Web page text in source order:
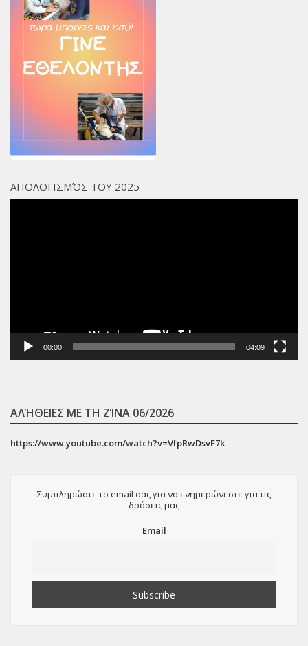
ΑΠΟΛΟΓΙΣΜΌΣ ΤΟΥ 2025
00:00 04:09
ΑΛΉΘΕΙΕΣ ΜΕ ΤΗ ΖΊΝΑ 06/2026
https://www.youtube.com/watch?v=VfpRwDsvF7k
Συμπληρώστε το email σας για να ενημερώνεστε για τις
δράσεις μας
Email